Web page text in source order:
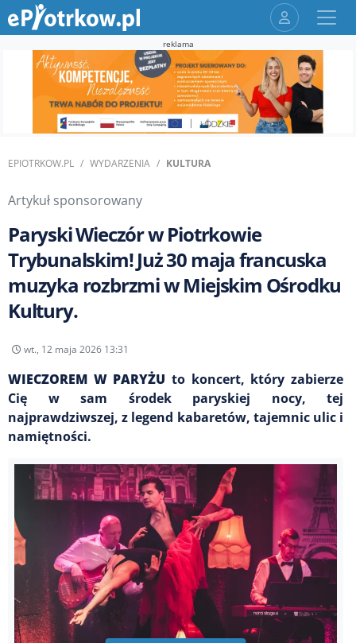
reklama
EPIOTRKOW.PL WYDARZENIA KULTURA
Artykuł sponsorowany
Paryski Wieczór w Piotrkowie
Trybunalskim! Już 30 maja francuska
muzyka rozbrzmi w Miejskim Ośrodku
Kultury.
wt., 12 maja 2026 13:31
WIECZOREM W PARYŻU to koncert, który zabierze
Cię w sam środek paryskiej nocy, tej
najprawdziwszej, z legend kabaretów, tajemnic ulic i
namiętności.